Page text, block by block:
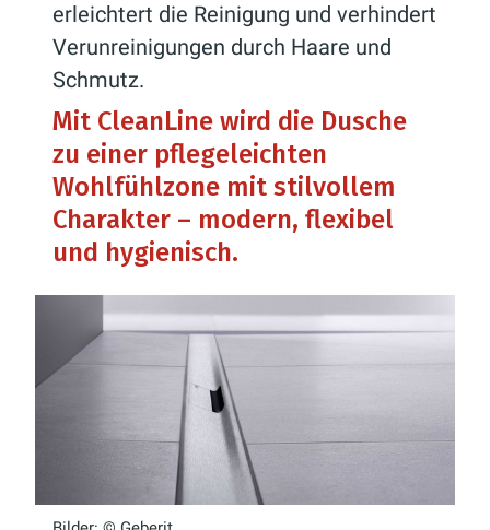
erleichtert die Reinigung und verhindert
Verunreinigungen durch Haare und
Schmutz.
Mit CleanLine wird die Dusche
zu einer pflegeleichten
Wohlfühlzone mit stilvollem
Charakter – modern, flexibel
und hygienisch.